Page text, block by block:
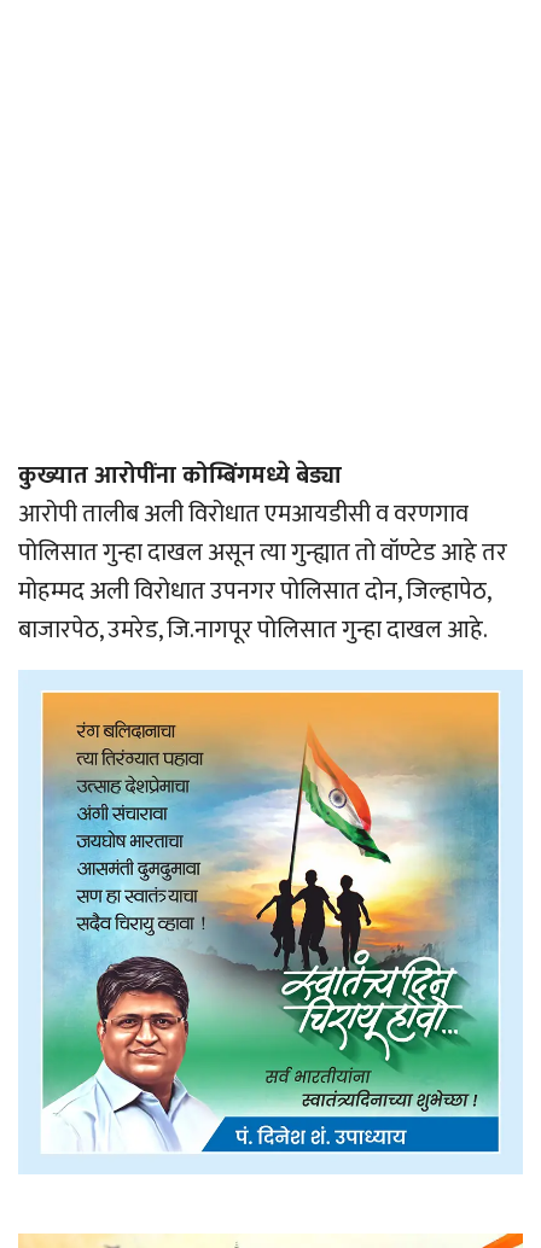
कुख्यात आरोपींना कोम्बिंगमध्ये बेड्या
आरोपी तालीब अली विरोधात एमआयडीसी व वरणगाव
पोलिसात गुन्हा दाखल असून त्या गुन्ह्यात तो वॉण्टेड आहे तर
मोहम्मद अली विरोधात उपनगर पोलिसात दोन, जिल्हापेठ,
बाजारपेठ, उमरेड, जि.नागपूर पोलिसात गुन्हा दाखल आहे.